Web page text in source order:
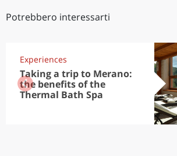
Potrebbero interessarti
Experiences
Taking a trip to Merano:
the benefits of the
Thermal Bath Spa